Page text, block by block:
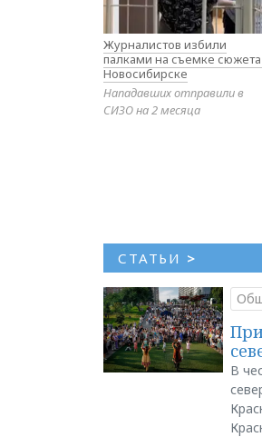
Журналистов избили
палками на съемке сюжета
Новосибирске
Нападавших отправили в
СИЗО на 2 месяца
СТАТЬИ >
В